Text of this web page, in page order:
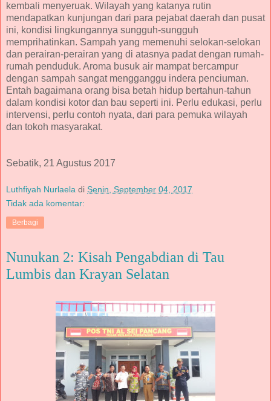
kembali menyeruak. Wilayah yang katanya rutin
mendapatkan kunjungan dari para pejabat daerah dan pusat
ini, kondisi lingkungannya sungguh-sungguh
memprihatinkan. Sampah yang memenuhi selokan-selokan
dan perairan-perairan yang di atasnya padat dengan rumah-
rumah penduduk. Aroma busuk air mampat bercampur
dengan sampah sangat mengganggu indera penciuman.
Entah bagaimana orang bisa betah hidup bertahun-tahun
dalam kondisi kotor dan bau seperti ini. Perlu edukasi, perlu
intervensi, perlu contoh nyata, dari para pemuka wilayah
dan tokoh masyarakat.
Sebatik, 21 Agustus 2017
Luthfiyah Nurlaela di Senin, September 04, 2017
Tidak ada komentar:
Berbagi
Nunukan 2: Kisah Pengabdian di Tau
Lumbis dan Krayan Selatan